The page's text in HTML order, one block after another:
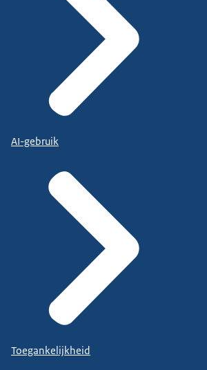
AI-gebruik
Toegankelijkheid